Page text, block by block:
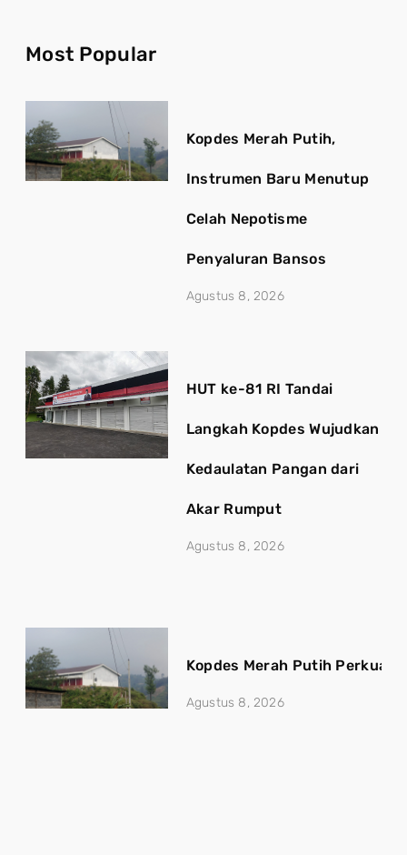
Most Popular
Kopdes Merah Putih,
Instrumen Baru Menutup
Celah Nepotisme
Penyaluran Bansos
Agustus 8, 2026
HUT ke-81 RI Tandai
Langkah Kopdes Wujudkan
Kedaulatan Pangan dari
Akar Rumput
Agustus 8, 2026
Kopdes Merah Putih Perkuat
Agustus 8, 2026